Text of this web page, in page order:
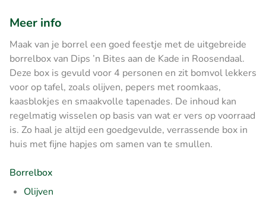
Meer info
Maak van je borrel een goed feestje met de uitgebreide
borrelbox van Dips ’n Bites aan de Kade in Roosendaal.
Deze box is gevuld voor 4 personen en zit bomvol lekkers
voor op tafel, zoals olijven, pepers met roomkaas,
kaasblokjes en smaakvolle tapenades. De inhoud kan
regelmatig wisselen op basis van wat er vers op voorraad
is. Zo haal je altijd een goedgevulde, verrassende box in
huis met fijne hapjes om samen van te smullen.
Borrelbox
Olijven